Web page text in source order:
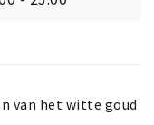
van het witte goud